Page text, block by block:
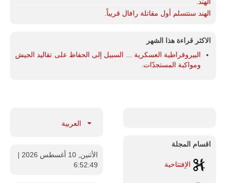
الهند ستتسلم أول مقاتلة رافال قريباً.
الاكثر قراءة هذا الشهر
البيروقراطية العسكرية ... السبيل إلى الحفاظ على تقاليد الجيش
ومواكبة المستجدّات.
اقسام المجلة
الإفتتاحية
العربية
الأثنين, 10 أغسطس 2026
|
6:52:50